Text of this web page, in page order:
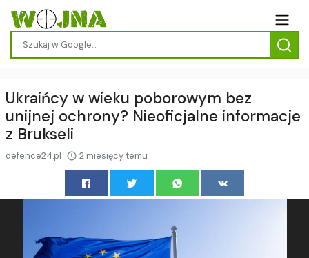
Ukraińcy w wieku poborowym bez
unijnej ochrony? Nieoficjalne informacje
z Brukseli
defence24.pl 2 miesięcy temu